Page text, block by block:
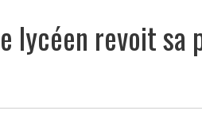
lycéen revoit sa